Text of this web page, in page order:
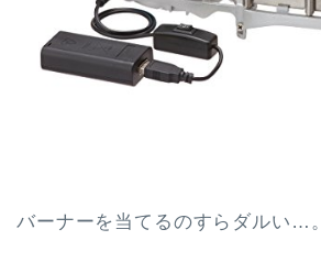
バーナーを当てるのすらダルい…。